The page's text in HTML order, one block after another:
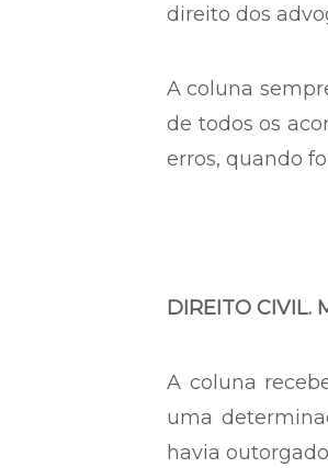
direito dos
A coluna
de todos os
erros, quando
DIREITO CIVIL.
A coluna
uma
havia